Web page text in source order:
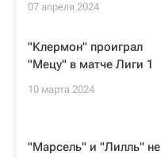
07 апреля 2024
"Клермон" проиграл
"Мецу" в матче Лиги 1
10 марта 2024
"Марсель" и "Лилль" не